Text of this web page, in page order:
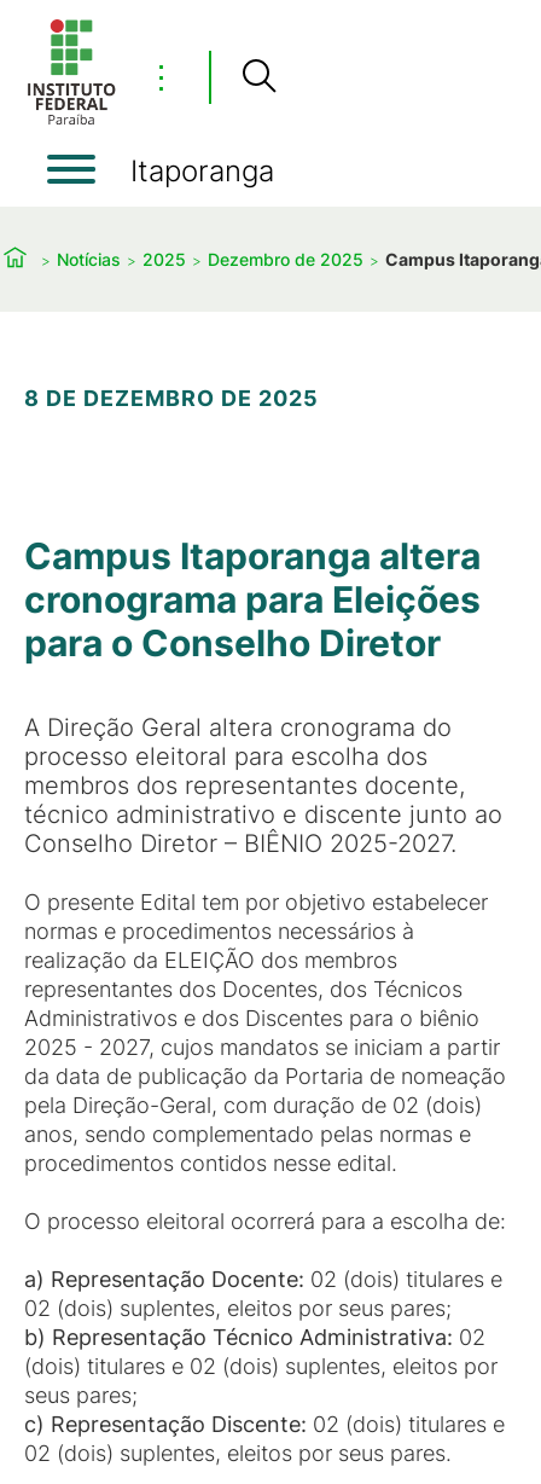
⋮
Itaporanga
Notícias 2025 Dezembro de 2025 Campus
8 DE DEZEMBRO DE 2025
Campus Itaporanga altera
cronograma para Eleições
para o Conselho Diretor
A Direção Geral altera cronograma do
processo eleitoral para escolha dos
membros dos representantes docente,
técnico administrativo e discente junto ao
Conselho Diretor – BIÊNIO 2025-2027.
O presente Edital tem por objetivo estabelecer
normas e procedimentos necessários à
realização da ELEIÇÃO dos membros
representantes dos Docentes, dos Técnicos
Administrativos e dos Discentes para o biênio
2025 - 2027, cujos mandatos se iniciam a partir
da data de publicação da Portaria de nomeação
pela Direção-Geral, com duração de 02 (dois)
anos, sendo complementado pelas normas e
procedimentos contidos nesse edital.
O processo eleitoral ocorrerá para a escolha de:
a) Representação Docente: 02 (dois) titulares e
02 (dois) suplentes, eleitos por seus pares;
b) Representação Técnico Administrativa: 02
(dois) titulares e 02 (dois) suplentes, eleitos por
seus pares;
c) Representação Discente: 02 (dois) titulares e
02 (dois) suplentes, eleitos por seus pares.